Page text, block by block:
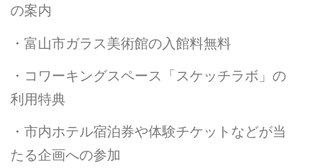
の案内
・富山市ガラス美術館の入館料無料
・コワーキングスペース「スケッチラボ」の
利用特典
・市内ホテル宿泊券や体験チケットなどが当
たる企画への参加